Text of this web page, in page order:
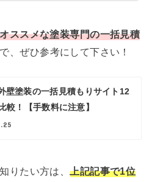
ススメな塗装専門の一括見積
、ぜひ参考にして下さい！
壁塗装の一括見積もりサイト12
較！【手数料に注意】
りたい方は、 上記記事で1位